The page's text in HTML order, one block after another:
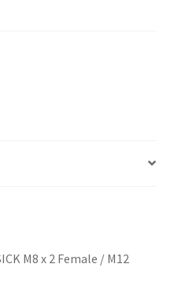
M8 x 2 Female / M12